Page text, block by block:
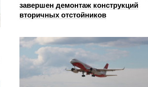
завершен демонтаж конструкций
вторичных отстойников